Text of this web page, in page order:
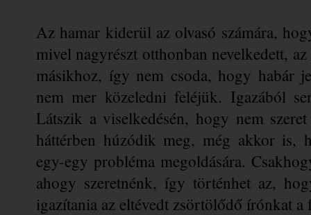
Az hamar kiderül az olvasó számára,
mivel nagyrészt otthonban nevelkedett,
másikhoz, így nem csoda, hogy habár
nem mer közeledni feléjük. Igazából
Látszik a viselkedésén, hogy nem
háttérben húzódik meg, még akkor is,
egy-egy probléma megoldására.
ahogy szeretnénk, így történhet az,
igazítania az eltévedt zsörtölődő írónkat a